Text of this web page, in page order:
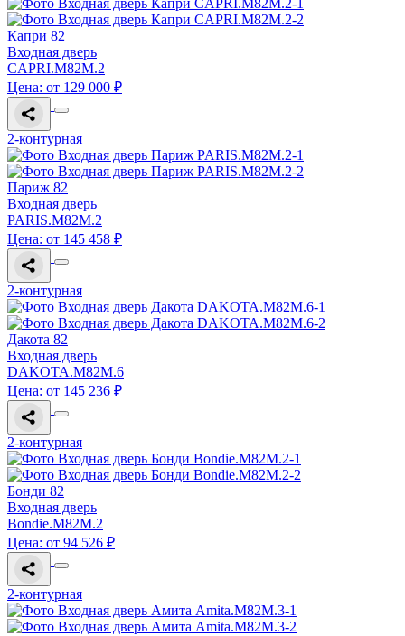
Капри 82
Входная дверь
CAPRI.M82M.2
Цена: от 129 000 ₽
2-контурная
Париж 82
Входная дверь
PARIS.M82M.2
Цена: от 145 458 ₽
2-контурная
Дакота 82
Входная дверь
DAKOTA.M82M.6
Цена: от 145 236 ₽
2-контурная
Бонди 82
Входная дверь
Bondie.M82M.2
Цена: от 94 526 ₽
2-контурная